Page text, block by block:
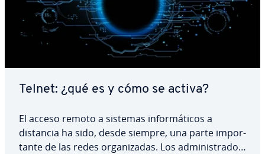
Telnet: ¿qué es y cómo se activa?
El acceso remoto a sistemas in­fo­r­má­ti­cos a
distancia ha sido, desde siempre, una parte im­po­r­
ta­n­te de las redes or­ga­ni­za­das. Los ad­mi­ni­s­tra­do­